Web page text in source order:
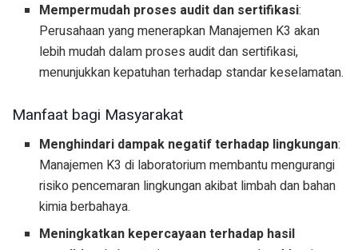
Mempermudah proses audit dan sertifikasi:
Perusahaan yang menerapkan Manajemen K3 akan
lebih mudah dalam proses audit dan sertifikasi,
menunjukkan kepatuhan terhadap standar keselamatan.
Manfaat bagi Masyarakat
Menghindari dampak negatif terhadap lingkungan:
Manajemen K3 di laboratorium membantu mengurangi
risiko pencemaran lingkungan akibat limbah dan bahan
kimia berbahaya.
Meningkatkan kepercayaan terhadap hasil